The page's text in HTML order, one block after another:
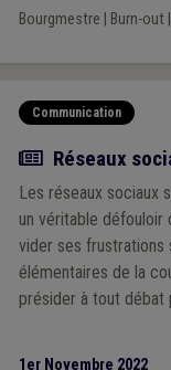
Bourgmestre Burn-out|
Communication
Article
Réseaux
Les réseaux sociaux
un véritable défouloir
vider ses frustrations
élémentaires de la
présider à tout débat
1er Novembre 2022